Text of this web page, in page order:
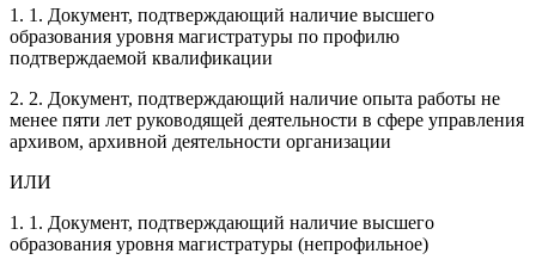
1. 1. Документ, подтверждающий наличие высшего
образования уровня магистратуры по профилю
подтверждаемой квалификации
2. 2. Документ, подтверждающий наличие опыта работы не
менее пяти лет руководящей деятельности в сфере управления
архивом, архивной деятельности организации
ИЛИ
1. 1. Документ, подтверждающий наличие высшего
образования уровня магистратуры (непрофильное)